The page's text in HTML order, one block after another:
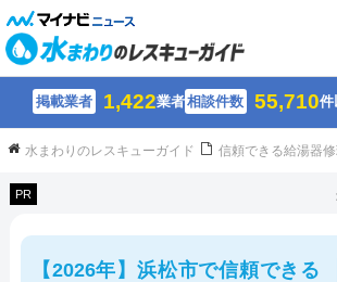
掲載業者 1,422業者相談件数 55,710件
水まわりのレスキューガイド 信頼できる給湯器
PR
【2026年】浜松市で信頼できる